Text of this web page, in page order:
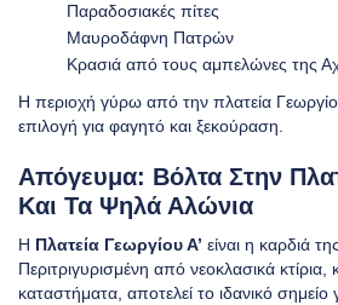
Παραδοσιακές πίτες
Μαυροδάφνη Πατρών
Κρασιά από τους αμπελώνες της
Η περιοχή γύρω από την πλατεία Γεωργίου
επιλογή για φαγητό και ξεκούραση.
Απόγευμα: Βόλτα Στην
Και Τα Ψηλά Αλώνια
Η Πλατεία Γεωργίου Α’ είναι η καρδιά
Περιτριγυρισμένη από νεοκλασικά κτίρια,
καταστήματα, αποτελεί το ιδανικό σημείο